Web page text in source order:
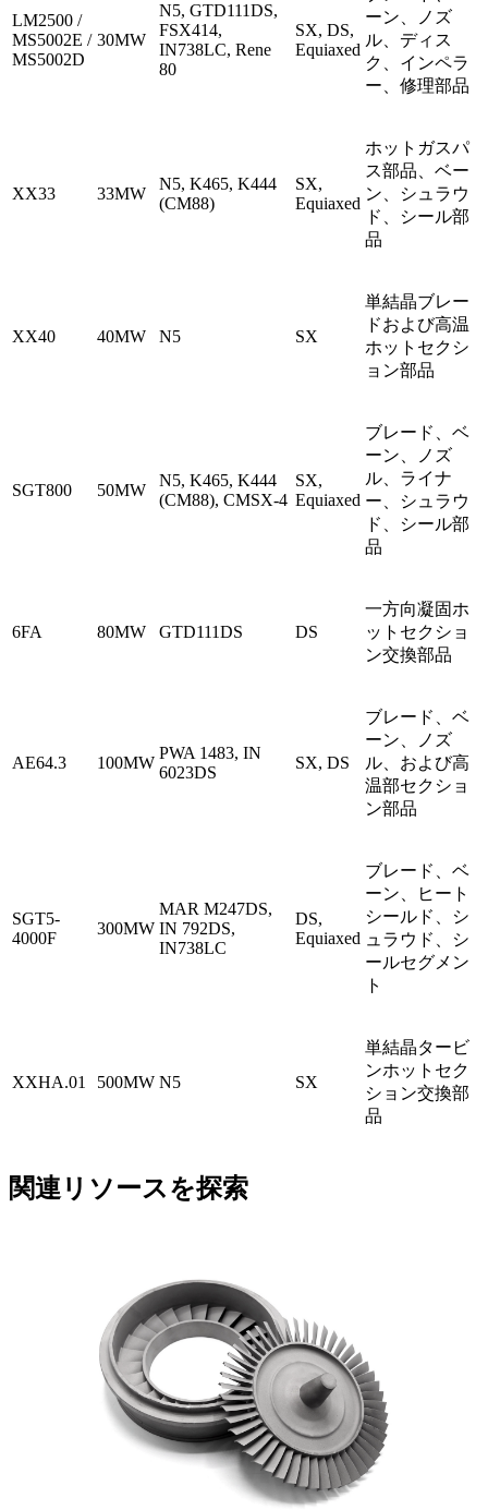
LM2500 /
MS5002E /
MS5002D
30MW
N5, GTD111DS,
FSX414,
IN738LC, Rene
80
SX, DS,
Equiaxed
ーン、ノズ
ル、ディス
ク、インペラ
ー、修理部品
XX33 33MW
N5, K465, K444
(CM88)
SX,
Equiaxed
ホットガスパ
ス部品、ベー
ン、シュラウ
ド、シール部
品
XX40 40MW N5 SX
単結晶ブレー
ドおよび高温
ホットセクシ
ョン部品
SGT800 50MW
N5, K465, K444
(CM88), CMSX-4
SX,
Equiaxed
ブレード、ベ
ーン、ノズ
ル、ライナ
ー、シュラウ
ド、シール部
品
6FA 80MW GTD111DS DS
一方向凝固ホ
ットセクショ
ン交換部品
AE64.3 100MW
PWA 1483, IN
6023DS
SX, DS
ブレード、ベ
ーン、ノズ
ル、および高
温部セクショ
ン部品
SGT5-
4000F
300MW
MAR M247DS,
IN 792DS,
IN738LC
DS,
Equiaxed
ブレード、ベ
ーン、ヒート
シールド、シ
ュラウド、シ
ールセグメン
ト
XXHA.01 500MW N5 SX
単結晶タービ
ンホットセク
ション交換部
品
関連リソースを探索